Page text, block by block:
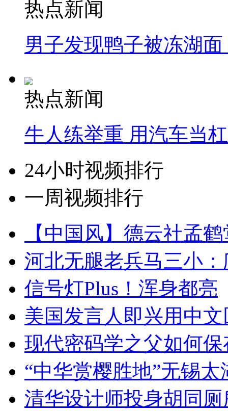
热点新闻
男子发现鸭子被冻湖
热点新闻
牛人练举重 用汽车当
24小时视频排行
一周视频排行
【中国风】德云社孟
河北无腿老兵马三小
信号灯Plus！浑身都亮
美国发言人即兴用中
现代密码学之父如何
“中华赏樱胜地”无锡
清华设计师投身胡同